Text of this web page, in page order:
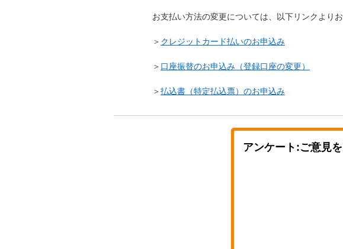
お支払い方法の変更については、以下リンクよりお
＞ クレジットカード払いのお申込み
＞ 口座振替のお申込み（登録口座の変更）
＞払込書（特定払込票）のお申込み
アンケート:ご意見